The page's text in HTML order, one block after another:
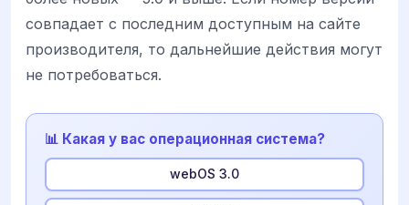
совпадает с последним доступным на сайте
производителя, то дальнейшие действия могут
не потребоваться.
📊 Какая у вас операционная система?
webOS 3.0